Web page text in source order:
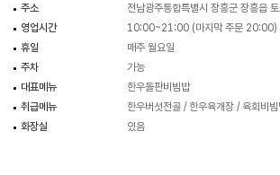
주소
전남광주통합특별시 장흥군 장흥읍
영업시간
10:00~21:00 (마지막 주문 20:00)
휴일
매주 월요일
주차
가능
대표메뉴
한우돌판비빔밥
취급메뉴
한우버섯전골 / 한우육개장 / 육회비
화장실
있음